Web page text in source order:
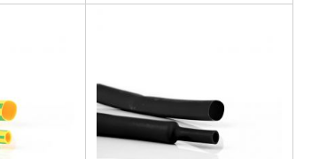
se utilizan para el montaje y protección de